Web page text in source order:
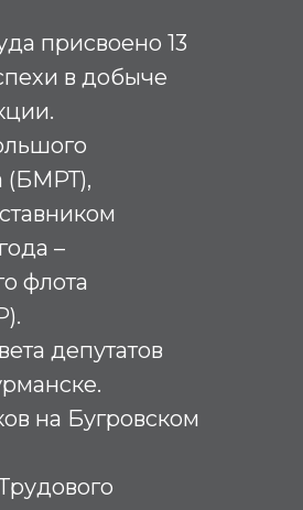
присвоено 13
в добыче
(БМРТ),
–
флота
депутатов
на Бугровском